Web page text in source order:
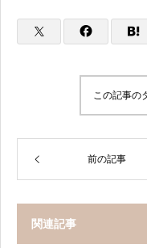
この記事の
前の記事
関連記事